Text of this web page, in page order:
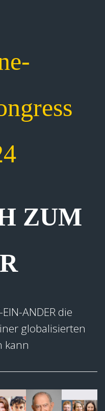
ZUM
ANDER die
globalisierten
kann